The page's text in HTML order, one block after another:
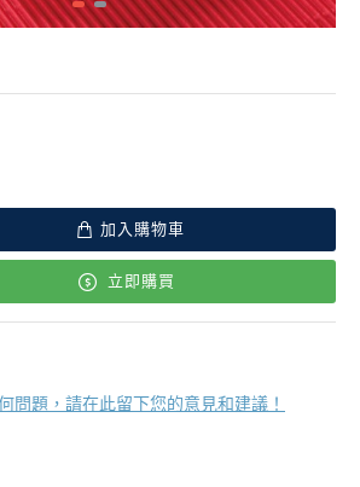
問題，請在此留下您的意見和建議！
加入購物車
立即購買